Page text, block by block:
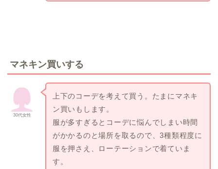
マネキン買いする
30代女性
上下のコーデを考えて買う。たまにマネキ
ン買いもします。
服が多すぎるとコーデに悩んでしまい時間
がかかるのと場所を取るので、3種類程度に
服を押さえ、ローテーションで着ていま
す。